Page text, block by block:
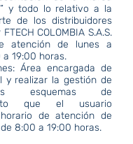
y todo lo relativo a la
de los distribuidores
COLOMBIA S.A.S.
atención de lunes a
19:00 horas.
Área encargada de
y realizar la gestión de
esquemas de
que el usuario
de atención de
8:00 a 19:00 horas.